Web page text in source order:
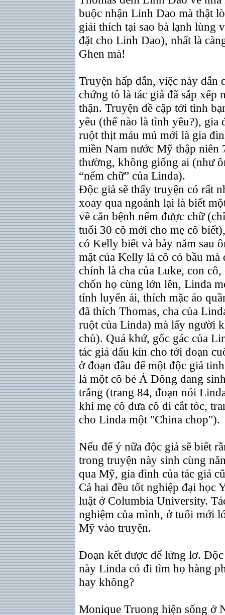
buộc nhận Linh Dao mà thật
giải thích tại sao bà lạnh lùng
đặt cho Linh Dao), nhất là
Ghen mà!
Truyện hấp dẫn, việc này dẫn
chứng tỏ là tác giả đã sắp xếp
thận. Truyện đề cập tới tình
yêu (thế nào là tình yêu?), gia
ruột thịt máu mủ mới là gia
miền Nam nước Mỹ thập niên
thường, không giống ai (như
“nếm chữ” của Linda).
Độc giả sẽ thấy truyện có rất
xoay qua ngoảnh lại là biết
về căn bệnh nếm được chữ
tuổi 30 cô mới cho mẹ cô
có Kelly biết và bảy năm sau
mật của Kelly là cô có bầu mà
chính là cha của Luke, con
chốn họ cùng lớn lên, Linda
tính luyến ái, thích mặc áo
đã thích Thomas, cha của
ruột của Linda) mà lấy người
chủ). Quá khứ, gốc gác của
tác giả dấu kín cho tới đoạn
ở đoạn đầu để một độc giả
là một cô bé Á Đông đang
trắng (trang 84, đoạn nói
khi mẹ cô đưa cô đi cắt tóc,
cho Linda một "China
Nếu để ý nữa độc giả sẽ biết
trong truyện này sinh cùng
qua Mỹ, gia đình của tác giả
Cả hai đều tốt nghiệp đại học
luật ở Columbia University.
nghiệm của mình, ở tuổi mới
Mỹ vào truyện.
Đoạn kết được để lửng lơ. Độc
này Linda có đi tìm họ hàng
hay không?
Monique Truong hiện sống ở